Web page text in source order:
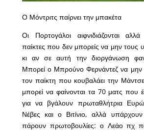
Ο Μόντριτς παίρνει την μπακέτα
Οι Πορτογάλοι αιφνιδιάζονται
παίκτες που δεν μπορείς να μην τους
κι αν σε αυτή την διοργάνωση
Μπορεί ο Μπρούνο Φερνάντεζ να μην
τον παίκτη που κουβαλάει την
μπορεί να φαίνονται τα 70 ματς που
για να βγάλουν πρωταθλήτρια
Νέβες και ο Βιτίνιο, αλλά
πάρουν πρωτοβουλίες: ο Λεάο πχ